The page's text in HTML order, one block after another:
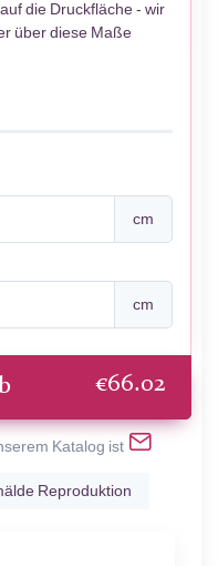
die Druckfläche - wir
über diese Maße
cm
cm
€66.02
Katalog ist
Reproduktion